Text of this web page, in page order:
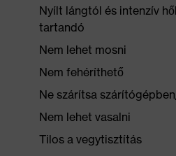
Nyílt lángtól és intenzív
tartandó
Nem lehet mosni
Nem fehéríthető
Ne szárítsa
Nem lehet vasalni
Tilos a vegytisztítás